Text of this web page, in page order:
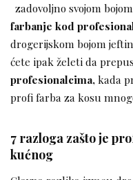
zadovoljno svojom
farbanje kod
drogerijskom bojom
ćete ipak želeti da
profesionalcima,kada
profi farba za kosu
7 razloga zašto je
kućnog